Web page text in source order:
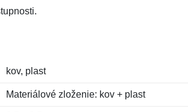
kov, plast
Materiálové zloženie: kov + plast